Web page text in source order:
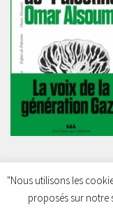
"Nous utilisons les
proposés sur notre